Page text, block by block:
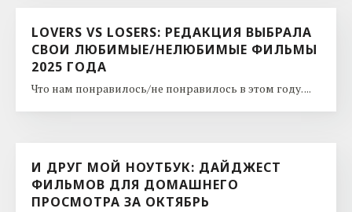
LOVERS VS LOSERS: РЕДАКЦИЯ ВЫБРАЛА
СВОИ ЛЮБИМЫЕ/НЕЛЮБИМЫЕ ФИЛЬМЫ
2025 ГОДА
Что нам понравилось/не понравилось в этом году. ...
И ДРУГ МОЙ НОУТБУК: ДАЙДЖЕСТ
ФИЛЬМОВ ДЛЯ ДОМАШНЕГО
ПРОСМОТРА ЗА ОКТЯБРЬ